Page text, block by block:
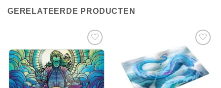
GERELATEERDE PRODUCTEN